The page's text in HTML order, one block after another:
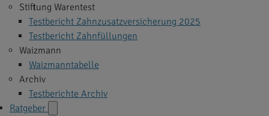
Stiftung Warentest
Testbericht Zahnzusatzversicherung 2025
Testbericht Zahnfüllungen
Waizmann
Waizmanntabelle
Archiv
Testberichte Archiv
Ratgeber